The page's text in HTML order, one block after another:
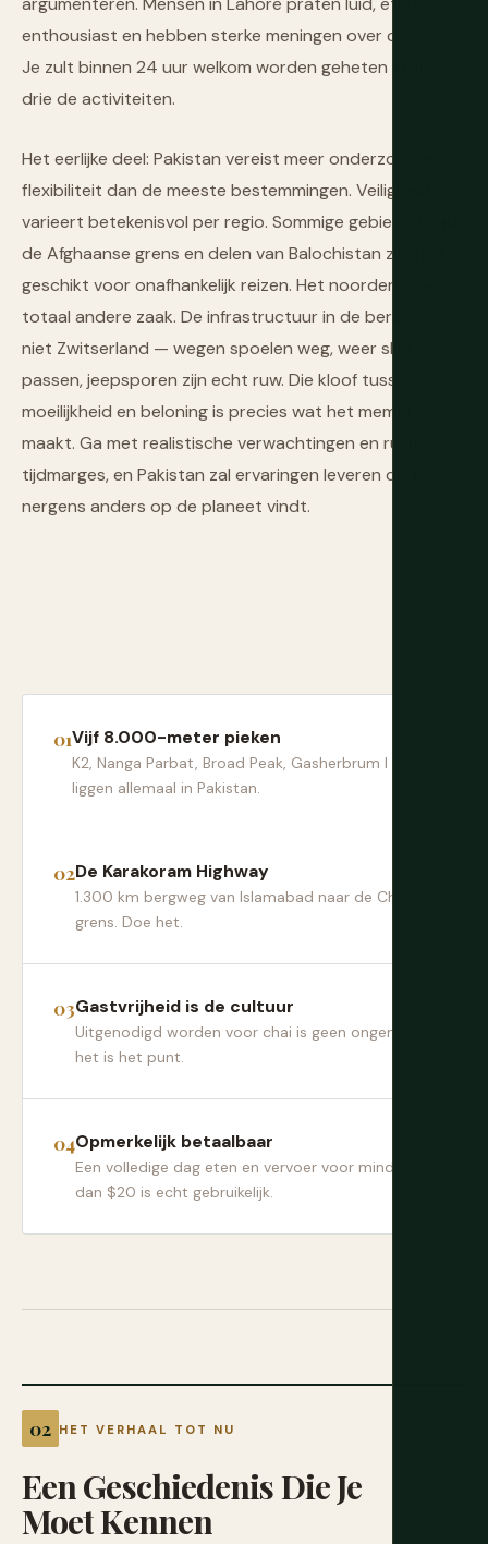
enthousiast en hebben sterke meningen over cricket.
Je zult binnen 24 uur welkom worden geheten in alle
drie de activiteiten.
Het eerlijke deel: Pakistan vereist meer onderzoek en
flexibiliteit dan de meeste bestemmingen. Veiligheid
varieert betekenisvol per regio. Sommige gebieden nabij
de Afghaanse grens en delen van Balochistan zijn niet
geschikt voor onafhankelijk reizen. Het noorden is een
totaal andere zaak. De infrastructuur in de bergen is
niet Zwitserland — wegen spoelen weg, weer sluit
passen, jeepsporen zijn echt ruw. Die kloof tussen
moeilijkheid en beloning is precies wat het memorabel
maakt. Ga met realistische verwachtingen en ruime
tijdmarges, en Pakistan zal ervaringen leveren die je
nergens anders op de planeet vindt.
Vijf 8.000-meter pieken
K2, Nanga Parbat, Broad Peak, Gasherbrum I en II
liggen allemaal in Pakistan.
De Karakoram Highway
1.300 km bergweg van Islamabad naar de Chinese
grens. Doe het.
Gastvrijheid is de cultuur
Uitgenodigd worden voor chai is geen ongemak —
het is het punt.
Opmerkelijk betaalbaar
Een volledige dag eten en vervoer voor minder
dan $20 is echt gebruikelijk.
HET VERHAAL TOT NU
EenGeschiedenisDieJe
MoetKennen